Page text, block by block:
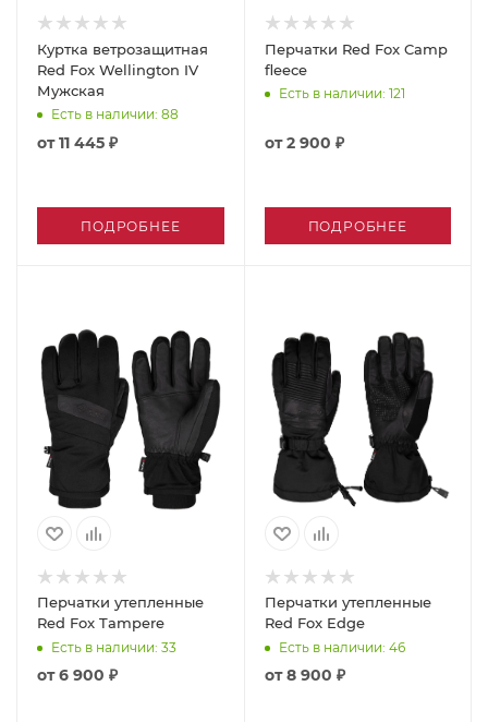
Куртка ветрозащитная
Red Fox Wellington IV
Мужская
Есть в наличии: 88
от11 445 ₽
ПОДРОБНЕЕ
Перчатки Red Fox Camp
fleece
Есть в наличии: 121
от2 900 ₽
ПОДРОБНЕЕ
Перчатки утепленные
Red Fox Tampere
Есть в наличии: 33
от6 900 ₽
Перчатки утепленные
Red Fox Edge
Есть в наличии: 46
от8 900 ₽